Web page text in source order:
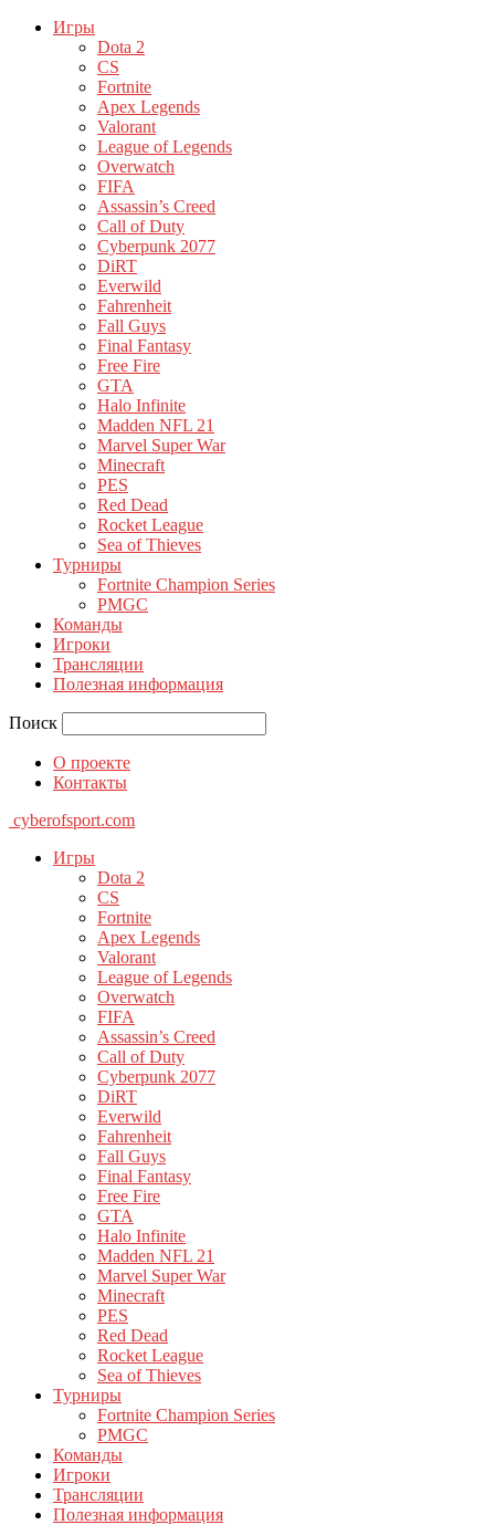
Игры
Dota 2
CS
Fortnite
Apex Legends
Valorant
League of Legends
Overwatch
FIFA
Assassin’s Creed
Call of Duty
Cyberpunk 2077
DiRT
Everwild
Fahrenheit
Fall Guys
Final Fantasy
Free Fire
GTA
Halo Infinite
Madden NFL 21
Marvel Super War
Minecraft
PES
Red Dead
Rocket League
Sea of Thieves
Турниры
Fortnite Champion Series
PMGC
Команды
Игроки
Трансляции
Полезная информация
Поиск
О проекте
Контакты
cyberofsport.com
Игры
Dota 2
CS
Fortnite
Apex Legends
Valorant
League of Legends
Overwatch
FIFA
Assassin’s Creed
Call of Duty
Cyberpunk 2077
DiRT
Everwild
Fahrenheit
Fall Guys
Final Fantasy
Free Fire
GTA
Halo Infinite
Madden NFL 21
Marvel Super War
Minecraft
PES
Red Dead
Rocket League
Sea of Thieves
Турниры
Fortnite Champion Series
PMGC
Команды
Игроки
Трансляции
Полезная информация